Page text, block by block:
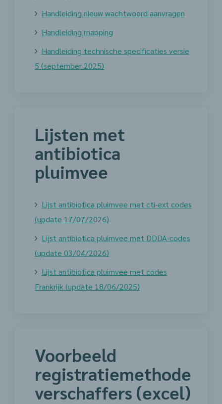
Handleiding nieuw wachtwoord aanvragen
Handleiding mapping
Handleiding technische specificaties versie
5 (september 2025)
Lijsten met
antibiotica
pluimvee
Lijst antibiotica pluimvee met cti-ext codes
(update 17/07/2026)
Lijst antibiotica pluimvee met DDDA-codes
(update 03/04/2026)
Lijst antibiotica pluimvee met codes
Frankrijk (update 18/06/2025)
Voorbeeld
registratiemethode
verschaffers (excel)